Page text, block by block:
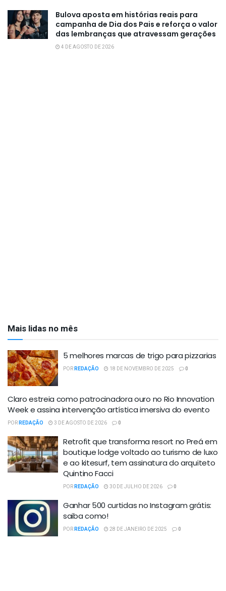
Bulova aposta em histórias reais para
campanha de Dia dos Pais e reforça o valor
das lembranças que atravessam gerações
4 DE AGOSTO DE 2026
Mais lidas no mês
5 melhores marcas de trigo para pizzarias
PORREDAÇÃO 18 DE NOVEMBRO DE 2025 0
Claro estreia como patrocinadora ouro no Rio Innovation
Week e assina intervenção artística imersiva do evento
PORREDAÇÃO 3 DE AGOSTO DE 2026 0
Retrofit que transforma resort no Preá em
boutique lodge voltado ao turismo de luxo
e ao kitesurf, tem assinatura do arquiteto
Quintino Facci
PORREDAÇÃO 30 DE JULHO DE 2026 0
Ganhar 500 curtidas no Instagram grátis:
saiba como!
PORREDAÇÃO 28 DE JANEIRO DE 2025 0